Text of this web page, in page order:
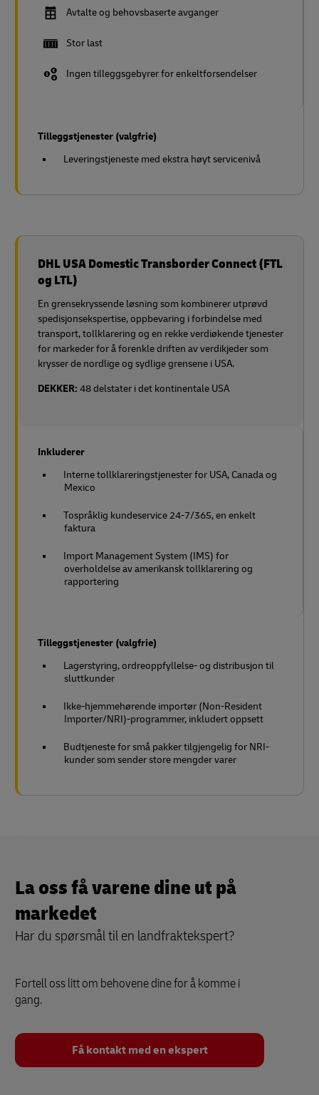
Avtalte og behovsbaserte avganger
Stor last
Ingen tilleggsgebyrer for enkeltforsendelser
Tilleggstjenester (valgfrie)
Leveringstjeneste med ekstra høyt servicenivå
DHL USA Domestic Transborder Connect (FTL
og LTL)
En grensekryssende løsning som kombinerer utprøvd
spedisjonsekspertise, oppbevaring i forbindelse med
transport, tollklarering og en rekke verdiøkende tjenester
for markeder for å forenkle driften av verdikjeder som
krysser de nordlige og sydlige grensene i USA.
DEKKER: 48 delstater i det kontinentale USA
Inkluderer
Interne tollklareringstjenester for USA, Canada og
Mexico
Tospråklig kundeservice 24-7/365, en enkelt
faktura
Import Management System (IMS) for
overholdelse av amerikansk tollklarering og
rapportering
Tilleggstjenester (valgfrie)
Lagerstyring, ordreoppfyllelse- og distribusjon til
sluttkunder
Ikke-hjemmehørende importør (Non-Resident
Importer/NRI)-programmer, inkludert oppsett
Budtjeneste for små pakker tilgjengelig for NRI-
kunder som sender store mengder varer
La oss få varene dine ut på
markedet
Har du spørsmål til en landfraktekspert?
Fortell oss litt om behovene dine for å komme i
gang.
Få kontakt med en ekspert